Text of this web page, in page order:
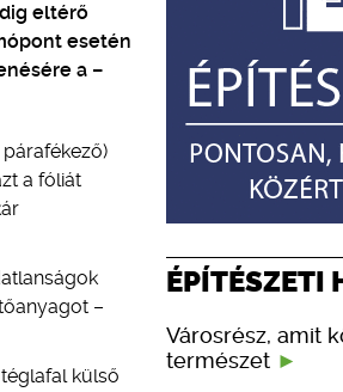
eltérő
esetén
a –
a fóliát
–
külső
ÉPÍTÉSZETI
Városrész, amit
természet